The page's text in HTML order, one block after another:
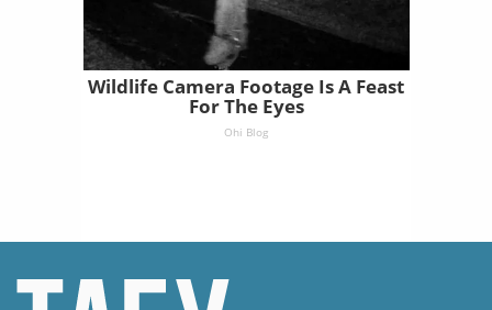
Wildlife Camera Footage Is A Feast
For The Eyes
Ohi Blog